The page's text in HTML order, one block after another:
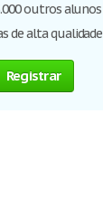
outros alunos
de alta qualidade
Registrar